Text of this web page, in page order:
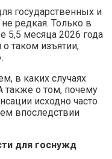
государственных и
редкая. Только в
месяца 2026 года
таком изъятии,
в каких случаях
также о том, почему
исходно часто
впоследствии
для госнужд